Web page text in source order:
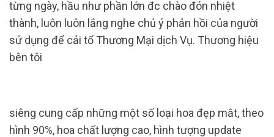
từng ngày, hầu như phần lớn đc chào đón nhiệt
thành, luôn luôn lắng nghe chủ ý ​​phản hồi của người
sử dụng để cải tổ Thương Mại dịch Vụ. Thương hiệu
bên tôi
siêng cung cấp những một số loại hoa đẹp mắt, theo
hình 90%, hoa chất lượng cao, hình tượng update